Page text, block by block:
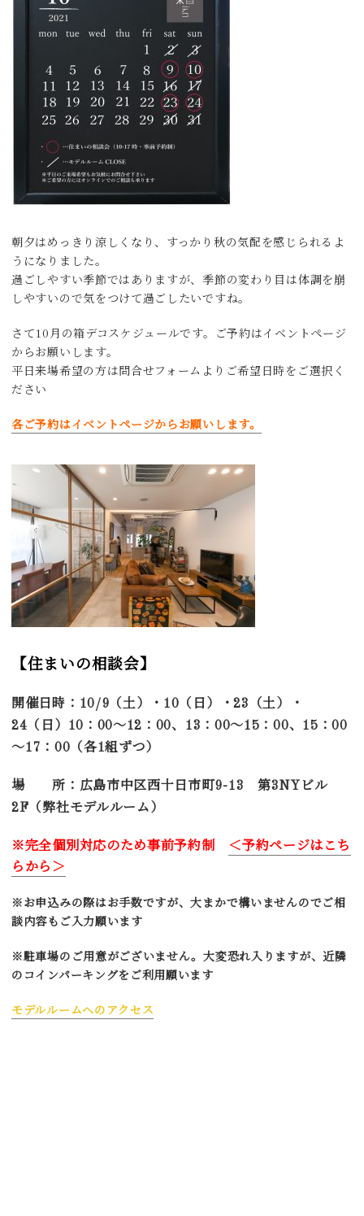
朝夕はめっきり涼しくなり、すっかり秋の気配を感じられるよ
うになりました。
過ごしやすい季節ではありますが、季節の変わり目は体調を崩
しやすいので気をつけて過ごしたいですね。
さて10月の箱デコスケジュールです。ご予約はイベントページ
からお願いします。
平日来場希望の方は問合せフォームよりご希望日時をご選択く
ださい
各ご予約はイベントページからお願いします。
【住まいの相談会】
開催日時：10/9（土）・10（日）・23
（土）・
24（日） 10：00～12：00、13：00～15：00、15：00
～17：00（各1組ずつ）
場 所：広島市中区西十日市町9-13 第3NYビル
2F（弊社モデルルーム）
※完全個別対応のため事前予約制
＜予約ページはこち
らから＞
※お申込みの際はお手数ですが、大まかで構いませんのでご相
談内容もご入力願います
※駐車場のご用意がございません。大変恐れ入りますが、近隣
のコインパーキングをご利用願います
モデルルームへのアクセス